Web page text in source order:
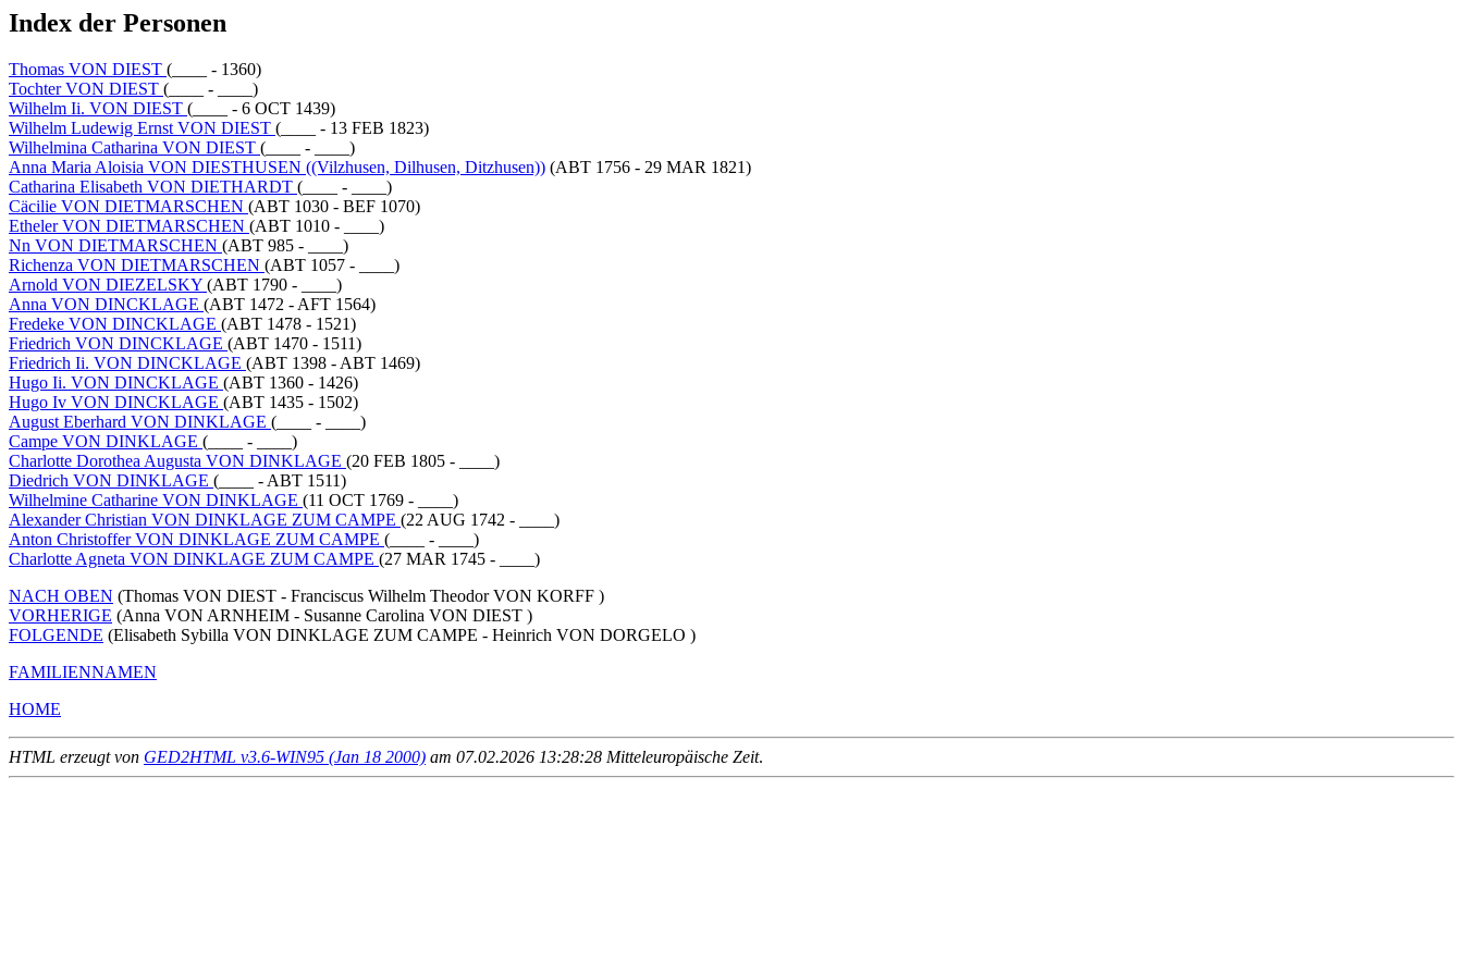
Index der Personen
Thomas VON DIEST (____ - 1360)
Tochter VON DIEST (____ - ____)
Wilhelm Ii. VON DIEST (____ - 6 OCT 1439)
Wilhelm Ludewig Ernst VON DIEST (____ - 13 FEB 1823)
Wilhelmina Catharina VON DIEST (____ - ____)
Anna Maria Aloisia VON DIESTHUSEN ((Vilzhusen, Dilhusen, Ditzhusen)) (ABT 1756 - 29 MAR 1821)
Catharina Elisabeth VON DIETHARDT (____ - ____)
Cäcilie VON DIETMARSCHEN (ABT 1030 - BEF 1070)
Etheler VON DIETMARSCHEN (ABT 1010 - ____)
Nn VON DIETMARSCHEN (ABT 985 - ____)
Richenza VON DIETMARSCHEN (ABT 1057 - ____)
Arnold VON DIEZELSKY (ABT 1790 - ____)
Anna VON DINCKLAGE (ABT 1472 - AFT 1564)
Fredeke VON DINCKLAGE (ABT 1478 - 1521)
Friedrich VON DINCKLAGE (ABT 1470 - 1511)
Friedrich Ii. VON DINCKLAGE (ABT 1398 - ABT 1469)
Hugo Ii. VON DINCKLAGE (ABT 1360 - 1426)
Hugo Iv VON DINCKLAGE (ABT 1435 - 1502)
August Eberhard VON DINKLAGE (____ - ____)
Campe VON DINKLAGE (____ - ____)
Charlotte Dorothea Augusta VON DINKLAGE (20 FEB 1805 - ____)
Diedrich VON DINKLAGE (____ - ABT 1511)
Wilhelmine Catharine VON DINKLAGE (11 OCT 1769 - ____)
Alexander Christian VON DINKLAGE ZUM CAMPE (22 AUG 1742 - ____)
Anton Christoffer VON DINKLAGE ZUM CAMPE (____ - ____)
Charlotte Agneta VON DINKLAGE ZUM CAMPE (27 MAR 1745 - ____)
NACH OBEN (Thomas VON DIEST - Franciscus Wilhelm Theodor VON KORFF )
VORHERIGE (Anna VON ARNHEIM - Susanne Carolina VON DIEST )
FOLGENDE (Elisabeth Sybilla VON DINKLAGE ZUM CAMPE - Heinrich VON DORGELO )
FAMILIENNAMEN
HOME
HTML erzeugt von GED2HTML v3.6-WIN95 (Jan 18 2000) am 07.02.2026 13:28:28 Mitteleuropäische Zeit.